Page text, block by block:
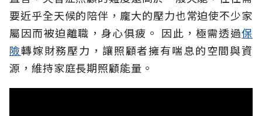
要近乎全天候的陪伴，龐大的壓力也常迫使不少家
屬因而被迫離職，身心俱疲。 因此，極需透過保
險轉嫁財務壓力，讓照顧者擁有喘息的空間與資
源，維持家庭長期照顧能量。